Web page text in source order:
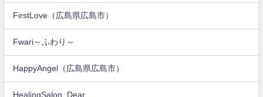
FirstLove（広島県広島市）
Fwari～ふわり～
HappyAngel（広島県広島市）
HealingSalon_Dear